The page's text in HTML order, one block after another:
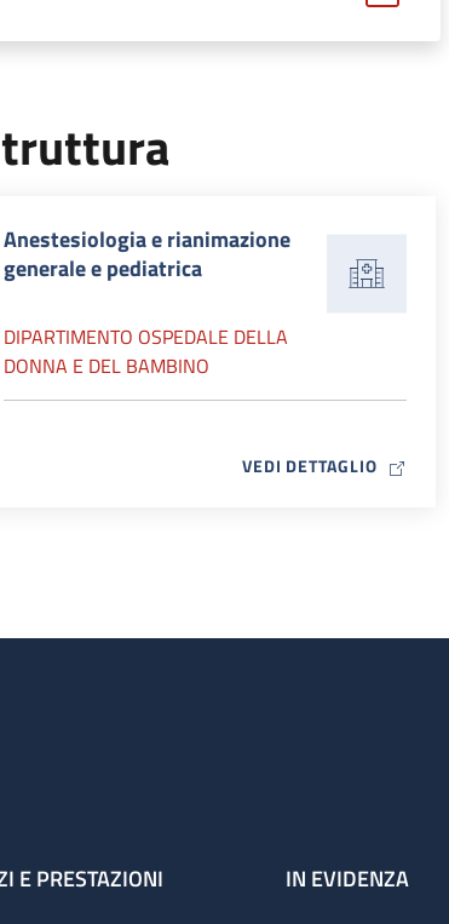
Anestesiologia e rianimazione
generale e pediatrica
DIPARTIMENTO OSPEDALE DELLA
DONNA E DEL BAMBINO
VEDI DETTAGLIOMAP ICON
E PRESTAZIONI IN EVIDENZA